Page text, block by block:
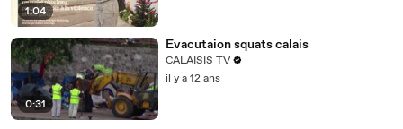
1:04
0:31
Evacutaion squats calais
CALAISIS TV
il y a 12 ans